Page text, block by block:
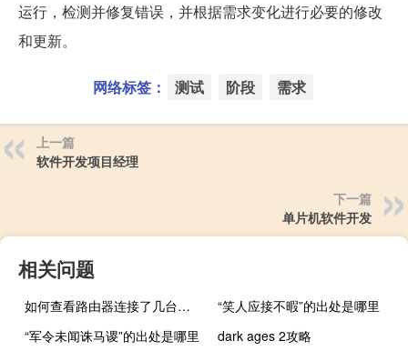
运行，检测并修复错误，并根据需求变化进行必要的修改
和更新。
网络标签： 测试 阶段 需求
上一篇
软件开发项目经理
下一篇
单片机软件开发
相关问题
如何查看路由器连接了几台手机（如何查看路由器连接了几台设备）
“笑人应接不暇”的出处是哪里
“军令未闻诛马谡”的出处是哪里
dark ages 2攻略